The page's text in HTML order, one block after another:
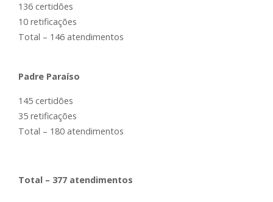
136 certidões
10 retificações
Total – 146 atendimentos
Padre Paraíso
145 certidões
35 retificações
Total – 180 atendimentos
Total – 377 atendimentos